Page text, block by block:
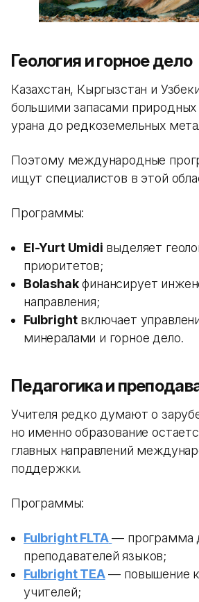
Геология и горное дело
Казахстан, Кыргызстан и
большими запасами природных
урана до редкоземельных
Поэтому международные
ищут специалистов в этой
Программы:
El-Yurt Umidi выделяет
приоритетов;
Bolashakфинансирует
направления;
Fulbrightвключает
минералами и горное дело.
Педагогика и
Учителя редко думают о
но именно образование
главных направлений
поддержки.
Программы:
Fulbright FLTA — программа
преподавателей языков;
Fulbright TEA— повышение
учителей;